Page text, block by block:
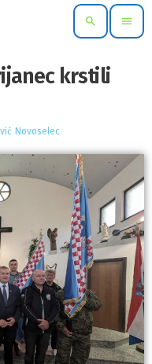
search menu
krstili
Novoselec